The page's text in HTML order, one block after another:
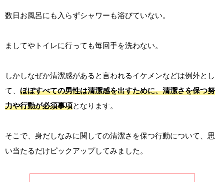
数日お風呂にも入らずシャワーも浴びていない。
ましてやトイレに行っても毎回手を洗わない。
しかしなぜか清潔感があると言われるイケメンなどは例外とし
て、 ほぼすべての男性は清潔感を出すために、清潔さを保つ努
力や行動が必須事項となります。
そこで、身だしなみに関しての清潔さを保つ行動について、思
い当たるだけピックアップしてみました。